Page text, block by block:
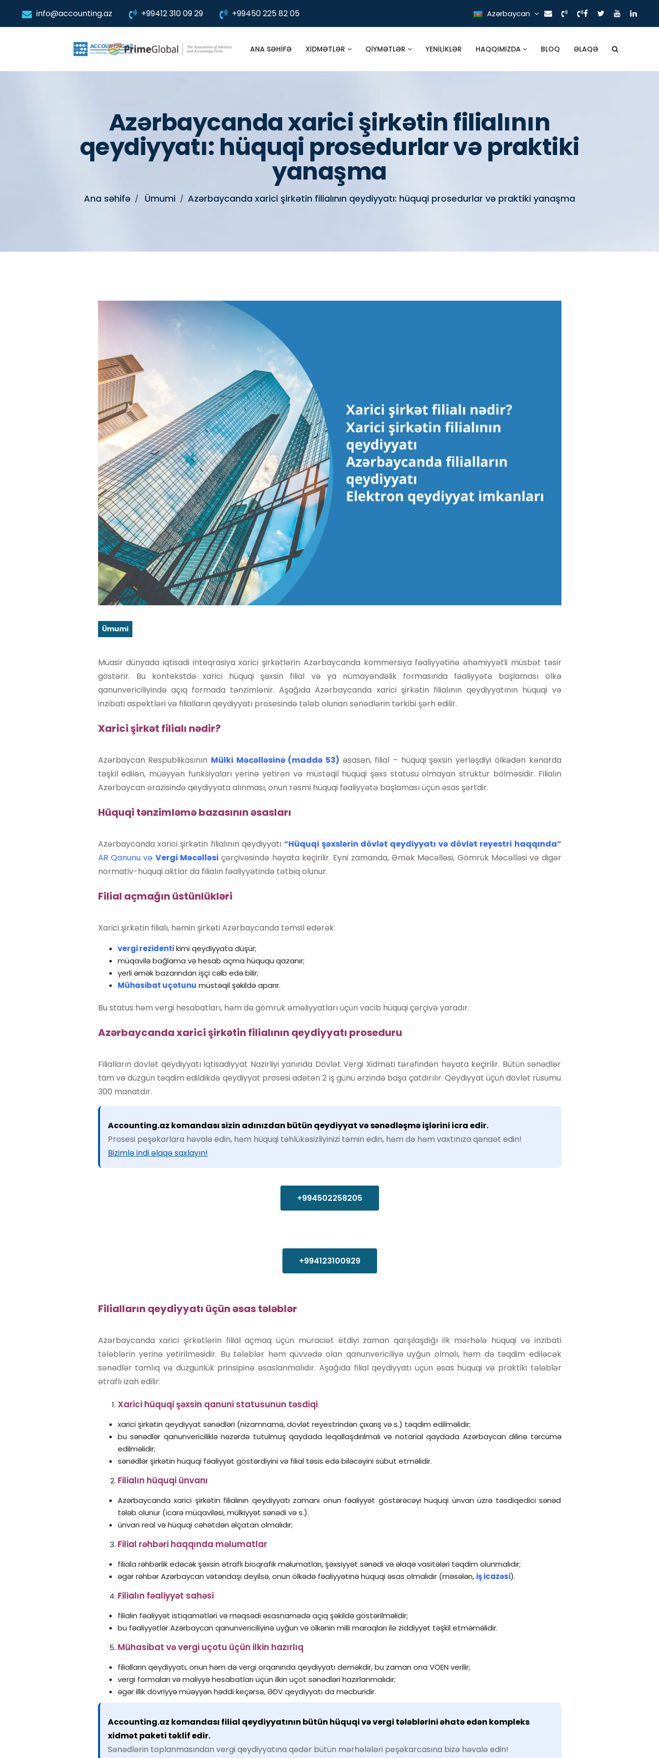
info@accounting.az +99412 310 09 29 +99450 225 82 05 Azərbaycan
ANA SƏHIFƏ XIDMƏTLƏR QIYMƏTLƏR YENILIKLƏR HAQQIMIZDA BLOQ ƏLAQƏ
Azərbaycanda xarici şirkətin filialının
qeydiyyatı: hüquqi prosedurlar və praktiki
yanaşma
Ana səhifə Ümumi Azərbaycanda xarici şirkətin filialının qeydiyyatı: hüquqi prosedurlar və praktiki yanaşma
Ümumi
Müasir dünyada iqtisadi inteqrasiya xarici şirkətlərin Azərbaycanda kommersiya fəaliyyətinə əhəmiyyətli müsbət təsir
göstərir. Bu kontekstdə xarici hüquqi şəxsin filial və ya nümayəndəlik formasında fəaliyyətə başlaması ölkə
qanunvericiliyində açıq formada tənzimlənir. Aşağıda Azərbaycanda xarici şirkətin filialının qeydiyyatının hüquqi və
inzibati aspektləri və filialların qeydiyyatı prosesində tələb olunan sənədlərin tərkibi şərh edilir.
Xarici şirkət filialı nədir?
Azərbaycan Respublikasının Mülki Məcəlləsinə (maddə 53) əsasən, filial – hüquqi şəxsin yerləşdiyi ölkədən kənarda
təşkil edilən, müəyyən funksiyaları yerinə yetirən və müstəqil hüquqi şəxs statusu olmayan struktur bölməsidir. Filialın
Azərbaycan ərazisində qeydiyyata alınması, onun rəsmi hüquqi fəaliyyətə başlaması üçün əsas şərtdir.
Hüquqi tənzimləmə bazasının əsasları
Azərbaycanda xarici şirkətin filialının qeydiyyatı“Hüquqi şəxslərin dövlət qeydiyyatı və dövlət reyestri haqqında”
AR Qanunu və Vergi Məcəlləsi çərçivəsində həyata keçirilir. Eyni zamanda, Əmək Məcəlləsi, Gömrük Məcəlləsi və digər
normativ-hüquqi aktlar da filialın fəaliyyətində tətbiq olunur.
Filial açmağın üstünlükləri
Xarici şirkətin filialı, həmin şirkəti Azərbaycanda təmsil edərək:
vergi rezidenti kimi qeydiyyata düşür;
müqavilə bağlama və hesab açma hüququ qazanır;
yerli əmək bazarından işçi cəlb edə bilir;
Mühasibat uçotunu müstəqil şəkildə aparır.
Bu status həm vergi hesabatları, həm də gömrük əməliyyatları üçün vacib hüquqi çərçivə yaradır.
Azərbaycanda xarici şirkətin filialının qeydiyyatı proseduru
Filialların dövlət qeydiyyatı İqtisadiyyat Nazirliyi yanında Dövlət Vergi Xidməti tərəfindən həyata keçirilir. Bütün sənədlər
tam və düzgün təqdim edildikdə qeydiyyat prosesi adətən 2 iş günü ərzində başa çatdırılır. Qeydiyyat üçün dövlət rüsumu
300 manatdır.
Accounting.az komandası sizin adınızdan bütün qeydiyyat və sənədləşmə işlərini icra edir.
Prosesi peşəkarlara həvalə edin, həm hüquqi təhlükəsizliyinizi təmin edin, həm də həm vaxtınıza qənaət edin!
Bizimlə indi əlaqə saxlayın!
+994502258205
+994123100929
Filialların qeydiyyatı üçün əsas tələblər
Azərbaycanda xarici şirkətlərin filial açmaq üçün müraciət etdiyi zaman qarşılaşdığı ilk mərhələ hüquqi və inzibati
tələblərin yerinə yetirilməsidir. Bu tələblər həm qüvvədə olan qanunvericiliyə uyğun olmalı, həm də təqdim ediləcək
sənədlər tamlıq və düzgünlük prinsipinə əsaslanmalıdır. Aşağıda filial qeydiyyatı üçün əsas hüquqi və praktiki tələblər
ətraflı izah edilir:
Xarici hüquqi şəxsin qanuni statusunun təsdiqi
xarici şirkətin qeydiyyat sənədləri (nizamnamə, dövlət reyestrindən çıxarış və s.) təqdim edilməlidir;
bu sənədlər qanunvericiliklə nəzərdə tutulmuş qaydada leqallaşdırılmalı və notarial qaydada Azərbaycan dilinə tərcümə
edilməlidir;
sənədlər şirkətin hüquqi fəaliyyət göstərdiyini və filial təsis edə biləcəyini sübut etməlidir.
Filialın hüquqi ünvanı
Azərbaycanda xarici şirkətin filialının qeydiyyatı zamanı onun fəaliyyət göstərəcəyi hüquqi ünvan üzrə təsdiqedici sənəd
tələb olunur (icarə müqaviləsi, mülkiyyət sənədi və s.).
ünvan real və hüquqi cəhətdən əlçatan olmalıdır;
Filial rəhbəri haqqında məlumatlar
filiala rəhbərlik edəcək şəxsin ətraflı bioqrafik məlumatları, şəxsiyyət sənədi və əlaqə vasitələri təqdim olunmalıdır;
əgər rəhbər Azərbaycan vətəndaşı deyilsə, onun ölkədə fəaliyyətinə hüquqi əsas olmalıdır (məsələn, iş icazəsi).
Filialın fəaliyyət sahəsi
filialın fəaliyyət istiqamətləri və məqsədi əsasnamədə açıq şəkildə göstərilməlidir;
bu fəaliyyətlər Azərbaycan qanunvericiliyinə uyğun və ölkənin milli maraqları ilə ziddiyyət təşkil etməməlidir.
Mühasibat və vergi uçotu üçün ilkin hazırlıq
filialların qeydiyyatı, onun həm də vergi orqanında qeydiyyatı deməkdir, bu zaman ona VÖEN verilir;
vergi formaları və maliyyə hesabatları üçün ilkin uçot sənədləri hazırlanmalıdır;
əgər illik dövriyyə müəyyən həddi keçərsə, ƏDV qeydiyyatı da məcburidir.
Accounting.az komandası filial qeydiyyatının bütün hüquqi və vergi tələblərini əhatə edən kompleks
xidmət paketi təklif edir.
Sənədlərin toplanmasından vergi qeydiyyatına qədər bütün mərhələləri peşəkarcasına bizə həvalə edin!